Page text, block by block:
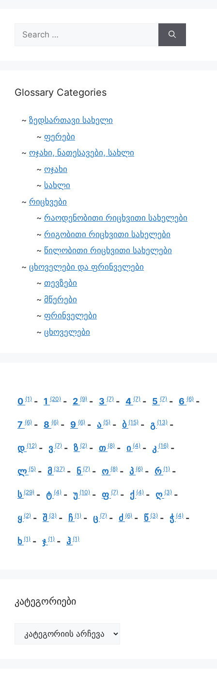
Glossary Categories
ზედსართავი სახელი
ფერები
ოჯახი, ნათესავები, სახლი
ოჯახი
სახლი
რიცხვები
რაოდენობითი რიცხვითი სახელები
რიგობითი რიცხვითი სახელები
წილობითი რიცხვითი სახელები
ცხოველები და ფრინველები
თევზები
მწერები
ფრინველები
ცხოველები
0 (1) 1 (20) 2 (9) 3 (7) 4 (7) 5 (7) 6 (6)
7 (6) 8 (6) 9 (6) ა (5) ბ (15) გ (13)
დ (12) ვ (7) ზ (2) თ (8) ი (4) კ (16)
ლ (5) მ (37) ნ (7) ო (8) პ (6) რ (1)
ს (29) ტ (4) უ (10) ფ (7) ქ (4) ღ (3)
ყ (2) შ (3) ჩ (1) ც (7) ძ (6) წ (3) ჭ (4)
ხ (1) ჯ (1) ჰ (1)
კატეგორიები